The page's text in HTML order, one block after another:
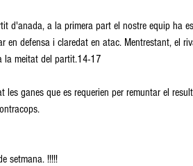
d'anada, a la primera part el nostre equip ha
en defensa i claredat en atac. Mentrestant, el
la meitat del partit.14-17
ganes que es requerien per remuntar el
setmana. !!!!!